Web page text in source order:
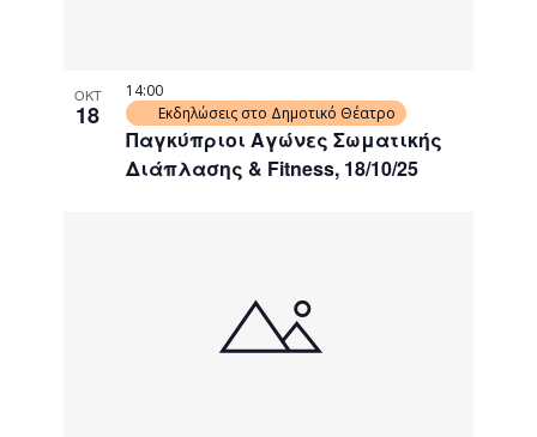
ΟΚΤ
18
Παγκύπριοι Αγώνες Σωματικής
Διάπλασης & Fitness, 18/10/25
14:00
Εκδηλώσεις στο Δημοτικό Θέατρο